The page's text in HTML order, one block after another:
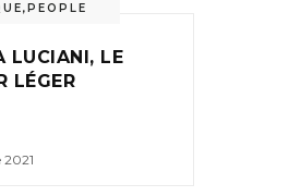
, PEOPLE
LUCIANI, LE
LÉGER
2021